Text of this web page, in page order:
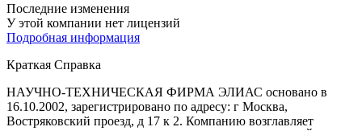
Последние изменения
У этой компании нет лицензий
Подробная информация
Краткая Справка
НАУЧНО-ТЕХНИЧЕСКАЯ ФИРМА ЭЛИАС основано в
16.10.2002, зарегистрировано по адресу: г Москва,
Востряковский проезд, д 17 к 2. Компанию возглавляет